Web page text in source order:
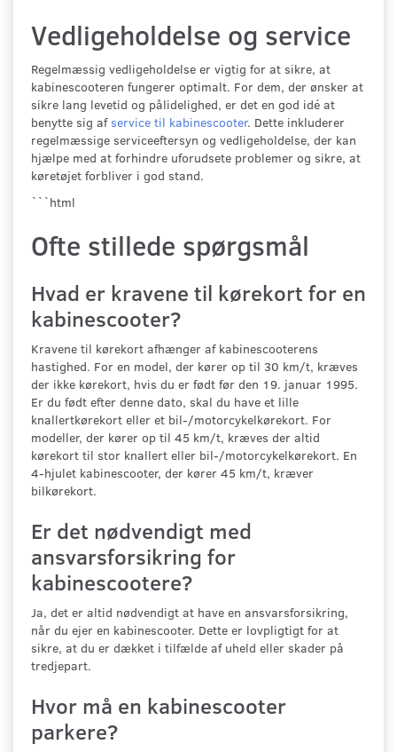
Vedligeholdelse og service
Regelmæssig vedligeholdelse er vigtig for at sikre, at
kabinescooteren fungerer optimalt. For dem, der ønsker at
sikre lang levetid og pålidelighed, er det en god idé at
benytte sig af service til kabinescooter. Dette inkluderer
regelmæssige serviceeftersyn og vedligeholdelse, der kan
hjælpe med at forhindre uforudsete problemer og sikre, at
køretøjet forbliver i god stand.
```html
Ofte stillede spørgsmål
Hvad er kravene til kørekort for en
kabinescooter?
Kravene til kørekort afhænger af kabinescooterens
hastighed. For en model, der kører op til 30 km/t, kræves
der ikke kørekort, hvis du er født før den 19. januar 1995.
Er du født efter denne dato, skal du have et lille
knallertkørekort eller et bil-/motorcykelkørekort. For
modeller, der kører op til 45 km/t, kræves der altid
kørekort til stor knallert eller bil-/motorcykelkørekort. En
4-hjulet kabinescooter, der kører 45 km/t, kræver
bilkørekort.
Er det nødvendigt med
ansvarsforsikring for
kabinescootere?
Ja, det er altid nødvendigt at have en ansvarsforsikring,
når du ejer en kabinescooter. Dette er lovpligtigt for at
sikre, at du er dækket i tilfælde af uheld eller skader på
tredjepart.
Hvor må en kabinescooter
parkere?